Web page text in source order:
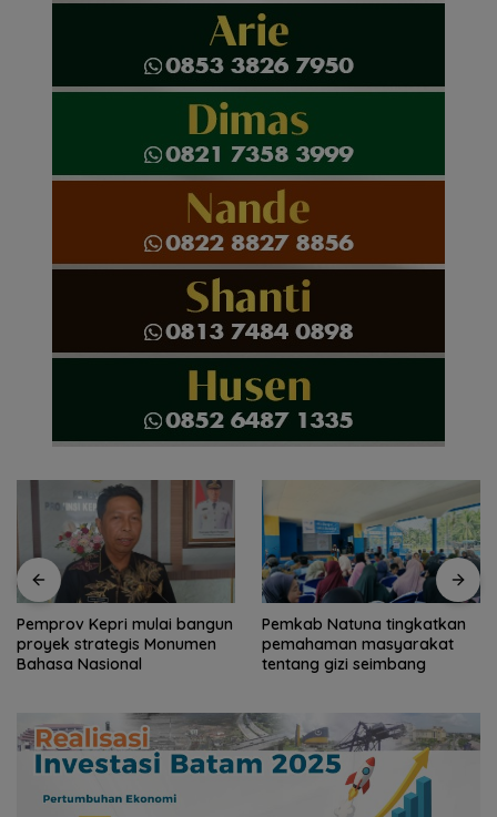
Pemkab Natuna tingkatkan
pemahaman masyarakat
tentang gizi seimbang
Pemkab Natuna bekali
peserta Jamnas Pramuka
pengetahuan geopark